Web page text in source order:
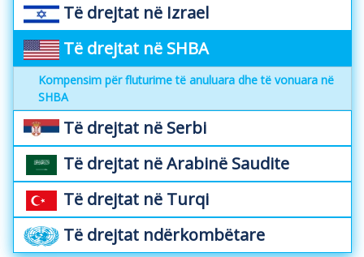
Të drejtat në Izrael
Të drejtat në SHBA
Kompensim për fluturime të anuluara dhe të vonuara në
SHBA
Të drejtat në Serbi
Të drejtat në Arabinë Saudite
Të drejtat në Turqi
Të drejtat ndërkombëtare